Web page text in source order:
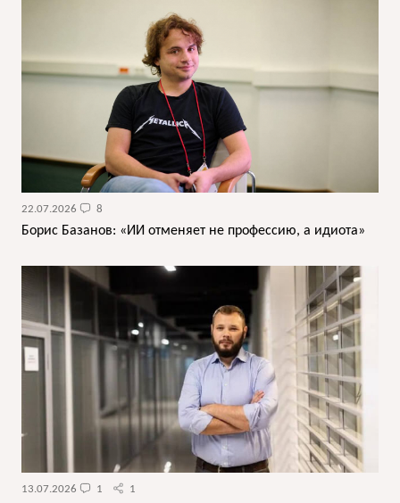
22.07.2026 8
Борис Базанов: «ИИ отменяет не профессию, а идиота»
13.07.2026 1 1